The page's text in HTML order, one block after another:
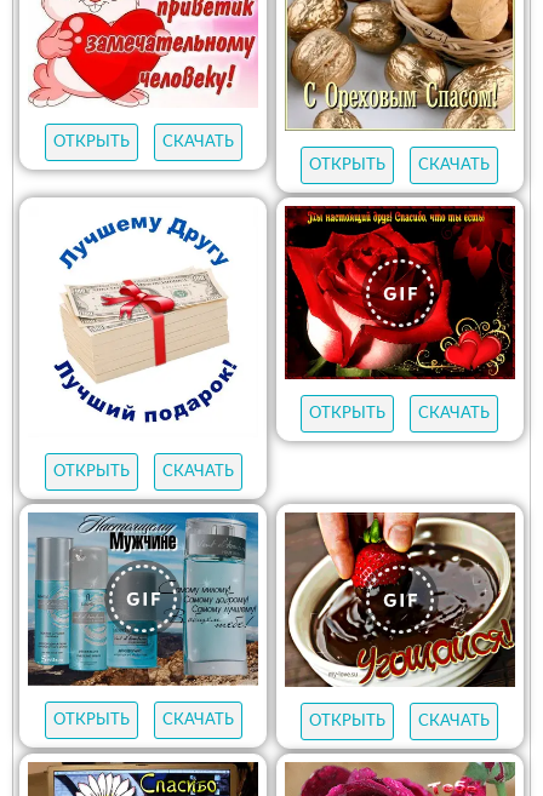
ОТКРЫТЬ
СКАЧАТЬ
ОТКРЫТЬ
СКАЧАТЬ
ОТКРЫТЬ СКАЧАТЬ
ОТКРЫТЬ СКАЧАТЬ
ОТКРЫТЬ СКАЧАТЬ ОТКРЫТЬ СКАЧАТЬ